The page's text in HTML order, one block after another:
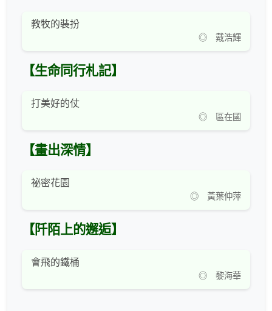
教牧的裝扮
◎ 戴浩輝
【生命同行札記】
打美好的仗
◎ 區在國
【畫出深情】
祕密花園
◎ 黃葉仲萍
【阡陌上的邂逅】
會飛的鐵桶
◎ 黎海華